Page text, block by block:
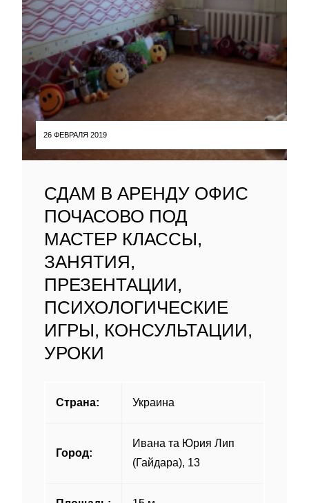
26 ФЕВРАЛЯ 2019
СДАМ В АРЕНДУ ОФИС
ПОЧАСОВО ПОД
МАСТЕР КЛАССЫ,
ЗАНЯТИЯ,
ПРЕЗЕНТАЦИИ,
ПСИХОЛОГИЧЕСКИЕ
ИГРЫ, КОНСУЛЬТАЦИИ,
УРОКИ
Страна: Украина
Город:
Ивана та Юрия Лип
(Гайдара), 13